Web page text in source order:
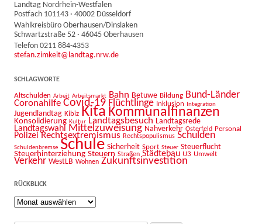
Landtag Nordrhein-Westfalen
Postfach 101143 · 40002 Düsseldorf
Wahlkreisbüro Oberhausen/Dinslaken
Schwartzstraße 52 · 46045 Oberhausen
Telefon 0211 884-4353
stefan.zimkeit@landtag.nrw.de
SCHLAGWORTE
Altschulden Arbeit Arbeitsmarkt Bahn Betuwe Bildung Bund-Länder
Coronahilfe Covid-19 Flüchtlinge Inklusion Integration
Jugendlandtag Kibiz Kita Kommunalfinanzen
Konsolidierung Kultur Landtagsbesuch Landtagsrede
Landtagswahl Mittelzuweisung Nahverkehr Osterfeld Personal
Polizei Rechtsextremismus Rechtspopulismus Schulden
Schuldenbremse Schule Sicherheit Sport Steuer Steuerflucht
Steuerhinterziehung Steuern Straßen Städtebau U3 Umwelt
Verkehr WestLB Wohnen Zukunftsinvestition
RÜCKBLICK
Rückblick